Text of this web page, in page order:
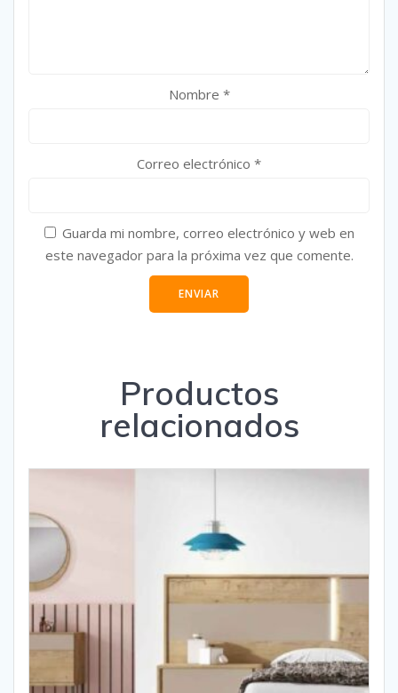
Nombre *
Correo electrónico *
Guarda mi nombre, correo electrónico y web en
este navegador para la próxima vez que comente.
Productos
relacionados